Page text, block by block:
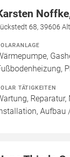
68, 39606
TÄTIGKEITEN
Aufbau